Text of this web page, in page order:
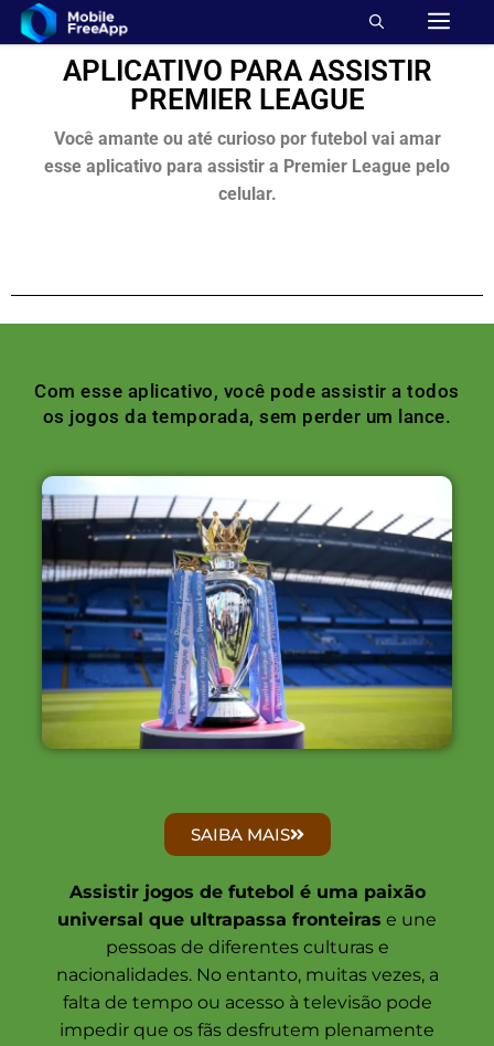
APLICATIVO PARA ASSISTIR
PREMIER LEAGUE
Você amante ou até curioso por futebol vai amar
esse aplicativo para assistir a Premier League pelo
celular.
Com esse aplicativo, você pode assistir a todos
os jogos da temporada, sem perder um lance.
SAIBA MAIS
Assistir jogos de futebol é uma paixão
universal que ultrapassa fronteiras e une
pessoas de diferentes culturas e
nacionalidades. No entanto, muitas vezes, a
falta de tempo ou acesso à televisão pode
impedir que os fãs desfrutem plenamente